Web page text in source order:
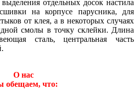
отдельных досок настила
на корпусе парусника, для
от клея, а в некоторых случаях
смолы в точку склейки. Длина
сталь, центральная часть
О нас
обещаем, что: